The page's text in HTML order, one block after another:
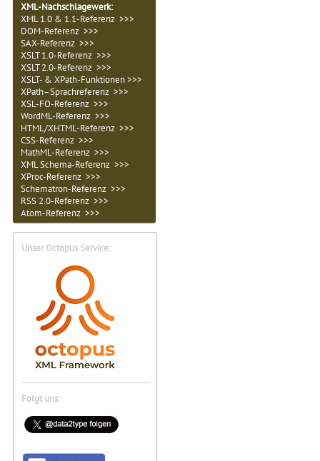
XML-Nachschlagewerk:
XML 1.0 & 1.1-Referenz >>>
DOM-Referenz >>>
SAX-Referenz >>>
XSLT 1.0-Referenz >>>
XSLT 2.0-Referenz >>>
XSLT- & XPath-Funktionen >>>
XPath–Sprachreferenz >>>
XSL-FO-Referenz >>>
WordML-Referenz >>>
HTML/XHTML-Referenz >>>
CSS-Referenz >>>
MathML-Referenz >>>
XML Schema-Referenz >>>
XProc-Referenz >>>
Schematron-Referenz >>>
RSS 2.0-Referenz >>>
Atom-Referenz >>>
Unser Octopus Service:
Folgt uns: